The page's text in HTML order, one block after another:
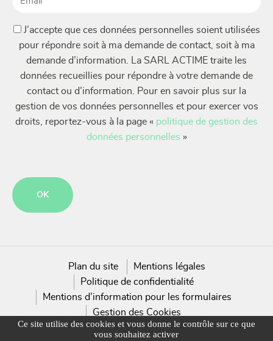
Ce site utilise des cookies et vous donne le contrôle sur ce que
vous souhaitez activer
(Nécessaire)
J’accepte que ces données personnelles soient utilisées
pour répondre soit à ma demande de contact, soit à ma
demande d’information. La SARL ACTIME traite les
données recueillies pour répondre à votre demande de
contact ou d’information. Pour en savoir plus sur la
gestion de vos données personnelles et pour exercer vos
droits, reportez-vous à la page « politique de gestion des
données personnelles »
Plan du site
Mentions légales
Politique de confidentialité
Mentions d’information pour les formulaires
Gestion des Cookies